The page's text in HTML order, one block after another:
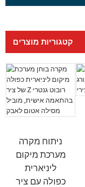
קטגוריות מוצרים
ניתוח מקרה
מערכת מיקום
ליניארית
כפולה עם ציר